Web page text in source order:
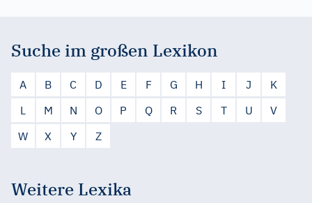
Suche im großen Lexikon
A B C D E F G H I J
K
L
M N O P Q R S T U
V
W
X Y Z
Weitere Lexika